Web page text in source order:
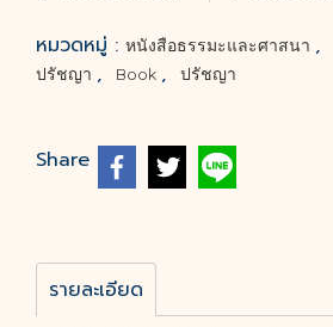
หมวดหมู่ : หนังสือธรรมะและศาสนา ,
ปรัชญา , Book , ปรัชญา
Share
รายละเอียด